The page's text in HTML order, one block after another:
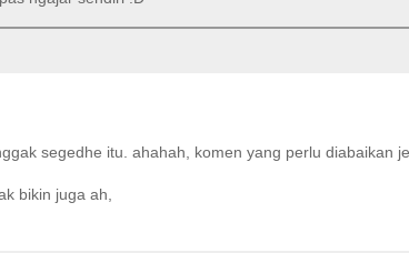
segedhe itu. ahahah, komen yang perlu diabaikan
bikin juga ah,